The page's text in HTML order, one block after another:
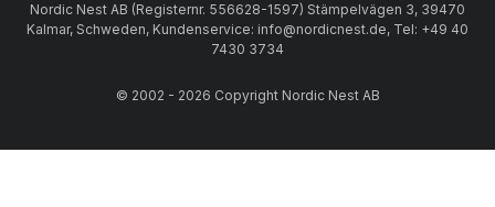
Nordic Nest AB (Registernr. 556628-1597) Stämpelvägen 3, 39470
Kalmar, Schweden, Kundenservice: info@nordicnest.de, Tel: +49 40
7430 3734
© 2002 - 2026 Copyright Nordic Nest AB